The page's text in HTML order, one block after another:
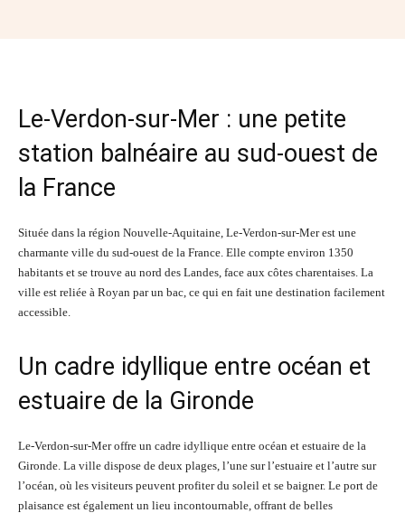
Le-Verdon-sur-Mer : une petite
station balnéaire au sud-ouest de
la France
Située dans la région Nouvelle-Aquitaine, Le-Verdon-sur-Mer est une
charmante ville du sud-ouest de la France. Elle compte environ 1350
habitants et se trouve au nord des Landes, face aux côtes charentaises. La
ville est reliée à Royan par un bac, ce qui en fait une destination facilement
accessible.
Un cadre idyllique entre océan et
estuaire de la Gironde
Le-Verdon-sur-Mer offre un cadre idyllique entre océan et estuaire de la
Gironde. La ville dispose de deux plages, l’une sur l’estuaire et l’autre sur
l’océan, où les visiteurs peuvent profiter du soleil et se baigner. Le port de
plaisance est également un lieu incontournable, offrant de belles